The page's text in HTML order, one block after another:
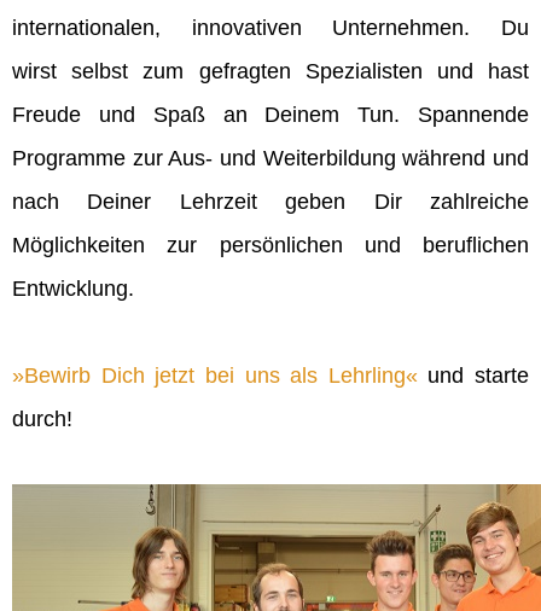
internationalen, innovativen Unternehmen. Du
wirst selbst zum gefragten Spezialisten und hast
Freude und Spaß an Deinem Tun. Spannende
Programme zur Aus- und Weiterbildung während und
nach Deiner Lehrzeit geben Dir zahlreiche
Möglichkeiten zur persönlichen und beruflichen
Entwicklung.
Bewirb Dich jetzt bei uns als Lehrling und starte
durch!